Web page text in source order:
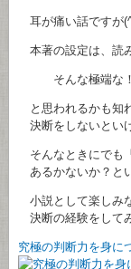
耳が痛い話ですが
本著の設定は、読
そんな極端な！
と思われるかも知
決断をしないとい
そんなときにでも
あるかないか？と
小説として楽しみ
決断の経験をして
究極の判断力を身に